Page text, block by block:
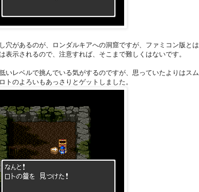
穴があるのが、ロンダルキアへの洞窟ですが、ファミコン版とは
表示されるので、注意すれば、そこまで難しくはないです。
いレベルで挑んでいる気がするのですが、思っていたよりはスム
トのよろいもあっさりとゲットしました。